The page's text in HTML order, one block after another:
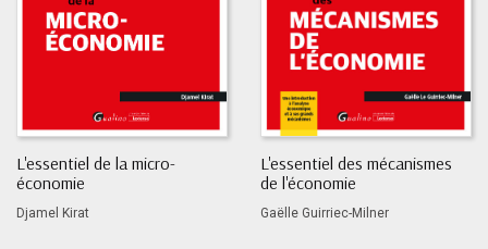
L'essentiel de la micro-
économie
Djamel Kirat
L'essentiel des mécanismes
de l'économie
Gaëlle Guirriec-Milner